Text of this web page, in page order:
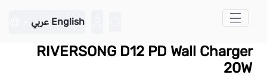
تخطي إلى المحتوى الرئيسي
English عربي
RIVERSONG D12 PD Wall Charger
20W